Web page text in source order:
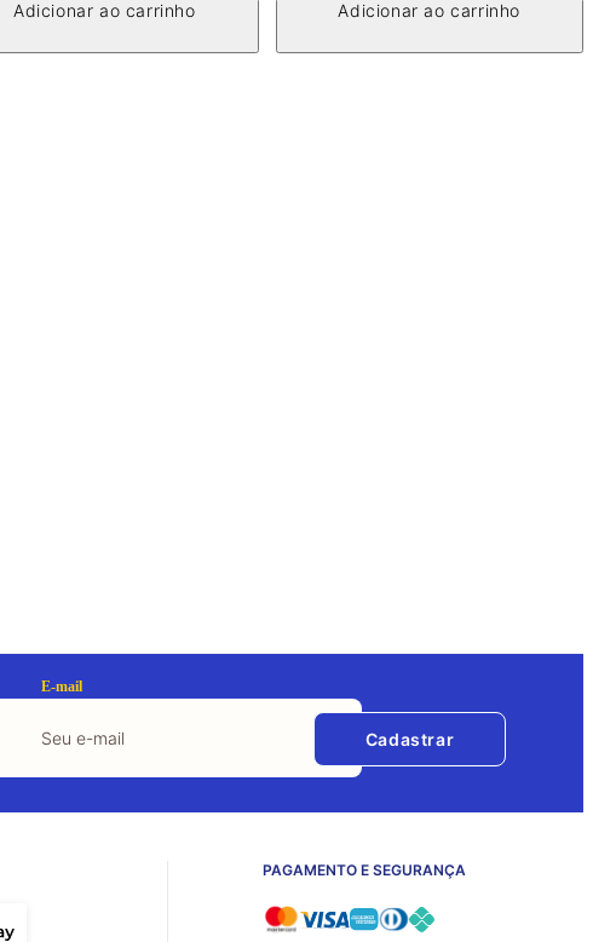
Adicionar ao carrinho Adicionar ao carrinho
E-mail
Cadastrar
PAGAMENTO E SEGURANÇA